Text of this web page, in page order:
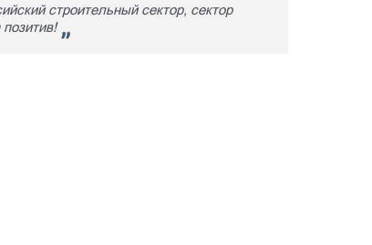
строительный сектор, сектор